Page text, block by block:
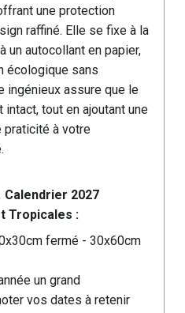
une protection
raffiné. Elle se fixe à la
un autocollant en papier,
écologique sans
ingénieux assure que le
tout en ajoutant une
praticité à votre
2027
Tropicales :
fermé - 30x60cm
un grand
vos dates à retenir